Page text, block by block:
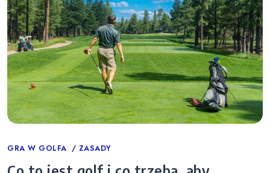
Categories
GRA W GOLFA ZASADY